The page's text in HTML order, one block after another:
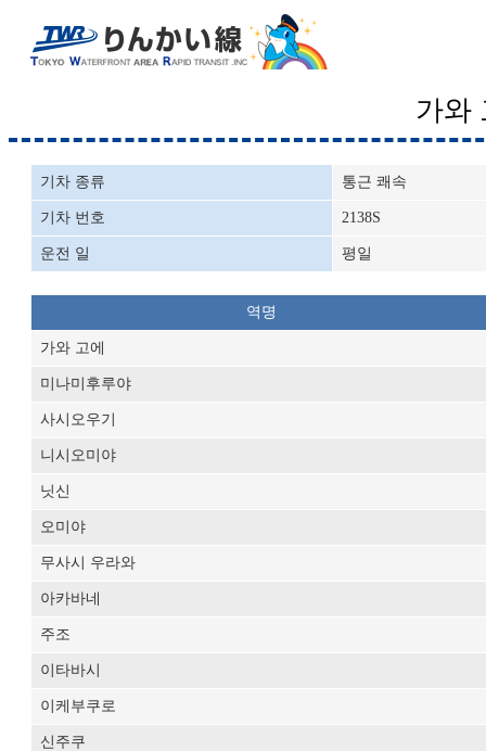
가와
기차 종류 통근 쾌속
기차 번호 2138S
운전 일 평일
역명
가와 고에
미나미후루야
사시오우기
니시오미야
닛신
오미야
무사시 우라와
아카바네
주조
이타바시
이케부쿠로
신주쿠